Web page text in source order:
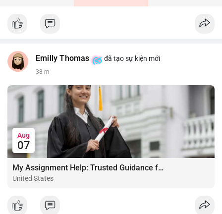
Emilly Thomas đã tạo sự kiện mới
38 m
Aug
07
My Assignment Help: Trusted Guidance for Academic Excellence
United States